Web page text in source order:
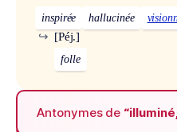
inspirée hallucinée
[Péj.]
↪
folle
Antonymes de